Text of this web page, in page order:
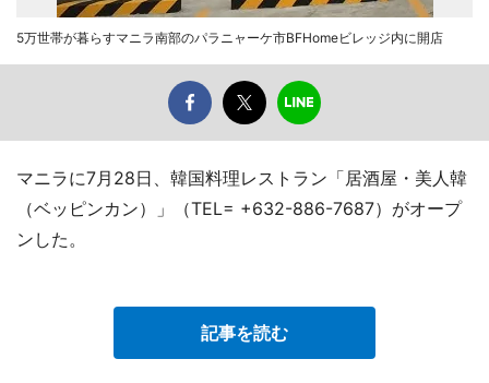
5万世帯が暮らすマニラ南部のパラニャーケ市BFHomeビレッジ内に開店
マニラに7月28日、韓国料理レストラン「居酒屋・美人韓
（ベッピンカン）」（TEL= +632-886-7687）がオープ
ンした。
記事を読む